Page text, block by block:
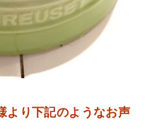
より下記のようなお声